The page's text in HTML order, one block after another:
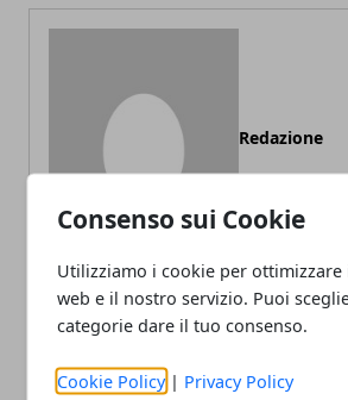
Consenso sui Cookie
Utilizziamo i cookie per
web e il nostro servizio. Puoi
categorie dare il tuo consenso.
Cookie Policy | Privacy Policy
Redazione
ARTICOLI CORRELATI